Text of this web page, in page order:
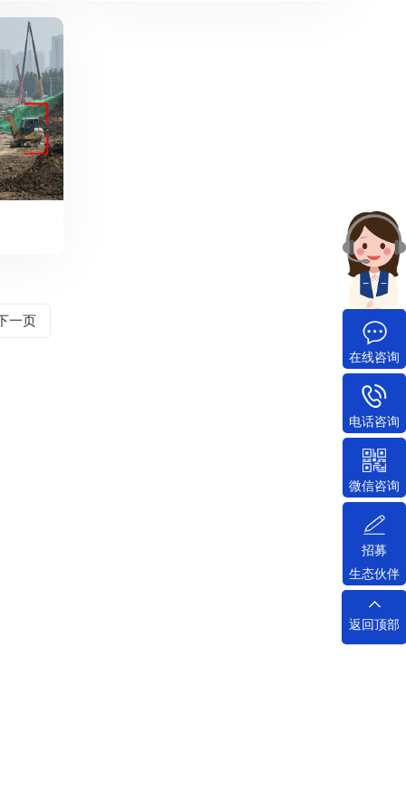
一页
在线咨询
电话咨询
微信咨询
招募
生态伙伴
返回顶部